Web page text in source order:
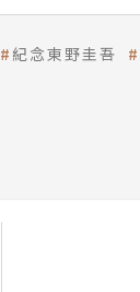
紀念東野圭吾